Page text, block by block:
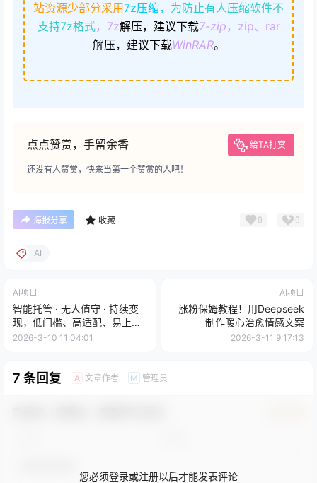
站资源少部分采用7z压缩， 为防止有人压缩软件不
支持7z格式，7z解压，建议下载7-zip ，zip、rar
解压，建议下载WinRAR。
点点赞赏，手留余香 给TA打赏
还没有人赞赏，快来当第一个赞赏的人吧！
海报分享 收藏 0 0
AI
AI项目
智能托管 · 无人值守 · 持续变
现，低门槛、高适配、易上
手，轻松开启智能躺赚新时代
2026-3-10 11:04:01
AI项目
涨粉保姆教程！用Deepseek
制作暖心治愈情感文案
2026-3-11 9:17:13
7 条回复 A 文章作者 M 管理员
您必须登录或注册以后才能发表评论